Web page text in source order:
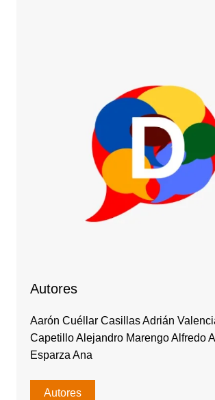
Autores
Aarón Cuéllar Casillas Adrián
Capetillo Alejandro Marengo Alfredo
Esparza Ana
Autores